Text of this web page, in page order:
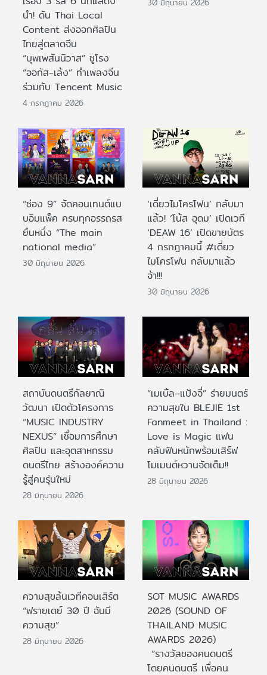
นำ! ดัน Thai Local
Content ส่งออกศิลปิน
ไทยสู่ตลาดจีน
“บุพเพสันนิวาส” ชูโรง
“ออกัส-เล้ง” ทำเพลงจีน
ร่วมกับ Tencent Music
4 กรกฎาคม 2026
“ช่อง 9” จัดคอนเทนต์แบ
บอิมแพ็ค ครบทุกอรรถรส
ยืนหนึ่ง “The main
national media”
30 มิถุนายน 2026
‘เดี่ยวไมโครโฟน’ กลับมา
แล้ว! ‘โน้ส อุดม’ เปิดเวที
‘DEAW 16’ เปิดขายบัตร
4 กรกฎาคมนี้ #เดี่ยว
ไมโครโฟน กลับมาแล้ว
จ้า!!!
30 มิถุนายน 2026
สถาบันดนตรีกัลยาณิ
วัฒนา เปิดตัวโครงการ
“MUSIC INDUSTRY
NEXUS” เชื่อมการศึกษา
ศิลปิน และอุตสาหกรรม
ดนตรีไทย สร้างองค์ความ
รู้สู่คนรุ่นใหม่
28 มิถุนายน 2026
“เมเบิ้ล–แป้งจี่” ร่ายมนตร์
ความสุขใน BLEJIE 1st
Fanmeet in Thailand :
Love is Magic แฟน
คลับฟินหนักพร้อมเสิร์ฟ
โมเมนต์หวานจัดเต็ม!!
28 มิถุนายน 2026
ความสุขล้นเวทีคอนเสิร์ต
“ฟรายเดย์ 30 ปี ฉันมี
ความสุข”
28 มิถุนายน 2026
SOT MUSIC AWARDS
2026 (SOUND OF
THAILAND MUSIC
AWARDS 2026)
“รางวัลของคนดนตรี
โดยคนดนตรี เพื่อคน